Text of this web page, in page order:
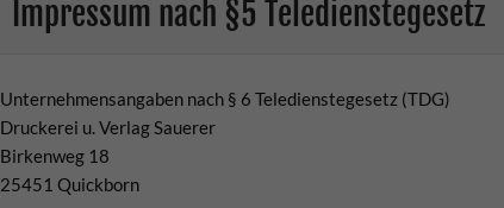
Impressum nach §5 Teledienstegesetz
Unternehmensangaben nach § 6 Teledienstegesetz (TDG)
Druckerei u. Verlag Sauerer
Birkenweg 18
25451 Quickborn